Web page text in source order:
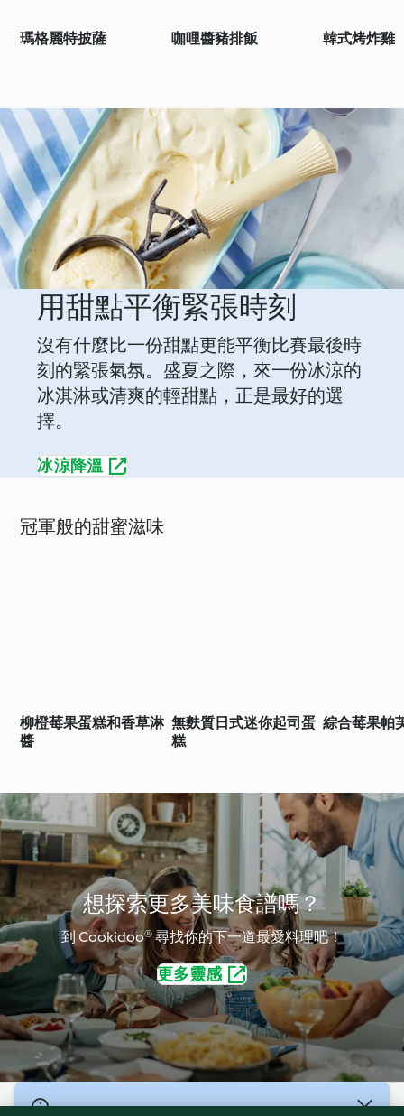
瑪格麗特披薩 咖哩醬豬排飯 韓式烤炸雞
用甜點平衡緊張時刻
沒有什麼比一份甜點更能平衡比賽最後時
刻的緊張氣氛。盛夏之際，來一份冰涼的
冰淇淋或清爽的輕甜點，正是最好的選
擇。
冰涼降溫
冠軍般的甜蜜滋味
柳橙莓果蛋糕和香草淋
醬
無麩質日式迷你起司蛋
糕
綜合莓果帕
想探索更多美味食譜嗎？
到 Cookidoo® 尋找你的下一道最愛料理吧！
更多靈感